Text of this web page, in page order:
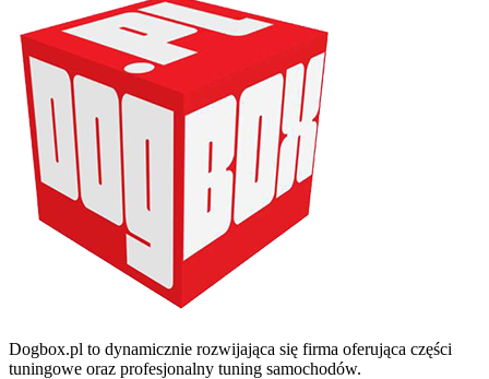
Dogbox.pl to dynamicznie rozwijająca się firma oferująca części
tuningowe oraz profesjonalny tuning samochodów.